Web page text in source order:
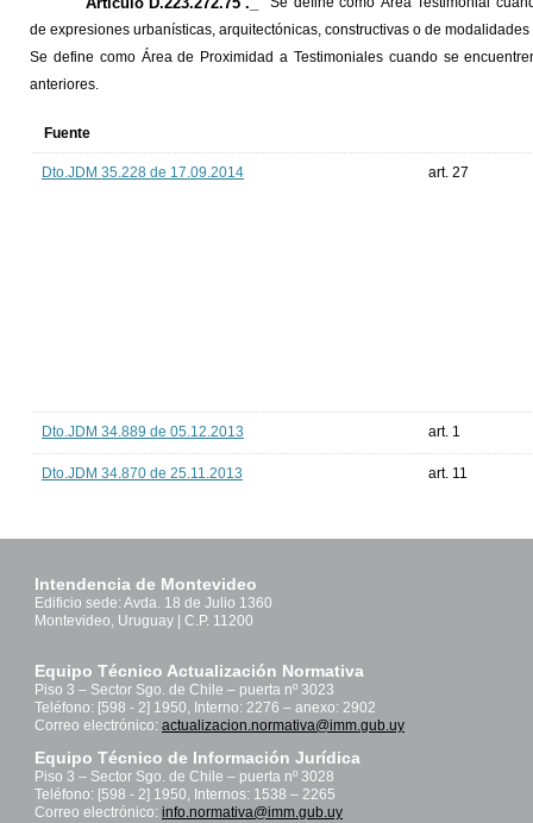
de expresiones urbanísticas, arquitectónicas, constructivas o de modalidades
Se define como Área de Proximidad a Testimoniales cuando se
anteriores.
Fuente
Dto.JDM 35.228 de 17.09.2014 art. 27
Dto.JDM 34.889 de 05.12.2013 art. 1
Dto.JDM 34.870 de 25.11.2013 art. 11
Intendencia de Montevideo
Edificio sede: Avda. 18 de Julio 1360
Montevideo, Uruguay | C.P. 11200
Equipo Técnico Actualización Normativa
Piso 3 – Sector Sgo. de Chile – puerta nº 3023
Teléfono: [598 - 2] 1950, Interno: 2276 – anexo: 2902
Correo electrónico: actualizacion.normativa@imm.gub.uy
Equipo Técnico de Información Jurídica
Piso 3 – Sector Sgo. de Chile – puerta nº 3028
Teléfono: [598 - 2] 1950, Internos: 1538 – 2265
Correo electrónico: info.normativa@imm.gub.uy